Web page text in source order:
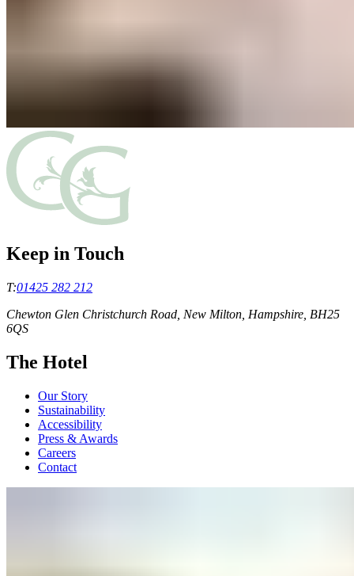
Keep in Touch
T:01425 282 212
Chewton Glen Christchurch Road, New Milton, Hampshire, BH25
6QS
The Hotel
Our Story
Sustainability
Accessibility
Press & Awards
Careers
Contact